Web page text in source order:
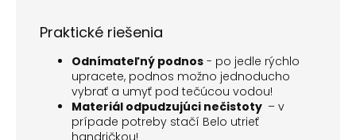
Praktické riešenia
Odnímateľný podnos - po jedle rýchlo
upracete, podnos možno jednoducho
vybrať a umyť pod tečúcou vodou!
Materiál odpudzujúci nečistoty – v
prípade potreby stačí Belo utrieť
handričkou!